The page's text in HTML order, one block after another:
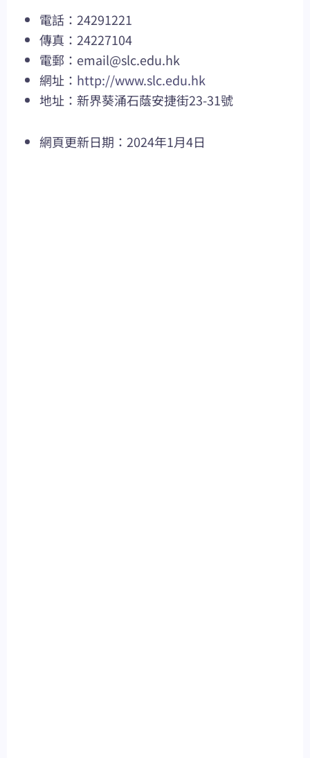
電話：24291221
傳真：24227104
電郵： email@slc.edu.hk
網址： http://www.slc.edu.hk
地址：新界葵涌石蔭安捷街23-31號
網頁更新日期：2024年1月4日